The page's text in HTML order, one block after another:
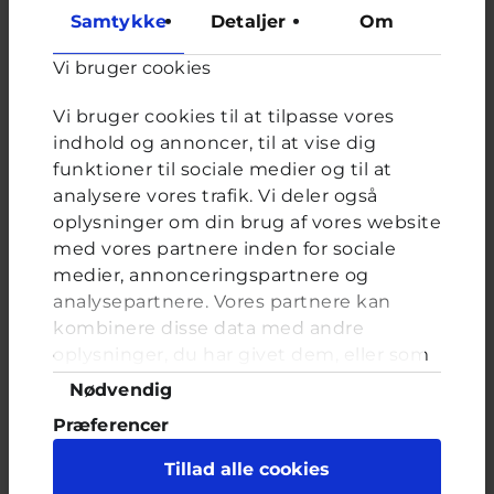
Samtykke Detaljer Om
Vi bruger cookies
Vi bruger cookies til at tilpasse vores
indhold og annoncer, til at vise dig
funktioner til sociale medier og til at
analysere vores trafik. Vi deler også
oplysninger om din brug af vores website
med vores partnere inden for sociale
medier, annonceringspartnere og
analysepartnere. Vores partnere kan
kombinere disse data med andre
oplysninger, du har givet dem, eller som
de har indsamlet fra din brug af deres
tjenester. Du samtykker til vores cookies,
hvis du fortsætter med at anvende vores
hjemmeside.
Samtykkevalg
Nødvendig
Præferencer
Tillad alle cookies
Brevkassen holder sommerferie, så det er ikke muligt at
oprette et nyt spørgsmål.
Du kan stadig læse tidligere spørgsmål og svar.
Afstemning
Har du prøvet skinbetting?
Valgmuligheder
Ja
Nej
Jeg ved ikke, hvad skinbetting er
FORRIGE